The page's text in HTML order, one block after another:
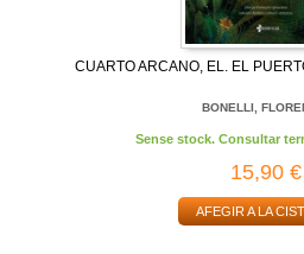
CUARTO ARCANO, EL. EL
BONELLI,
Sense stock. Consultar
15,90 €
AFEGIR A LA